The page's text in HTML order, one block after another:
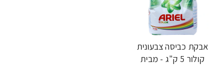
אבקת כביסה צבעונית
קולור 5 ק"ג - מבית